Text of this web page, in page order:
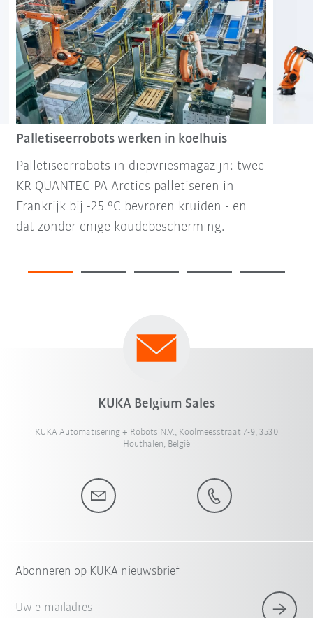
Palletiseerrobots werken in koelhuis
Palletiseerrobots in diepvriesmagazijn: twee
KR QUANTEC PA Arctics palletiseren in
Frankrijk bij -25 °C bevroren kruiden - en
dat zonder enige koudebescherming.
KUKA Belgium Sales
KUKA Automatisering + Robots N.V., Koolmeesstraat 7-9, 3530
Houthalen, België
Abonneren op KUKA nieuwsbrief
Uw e-mailadres